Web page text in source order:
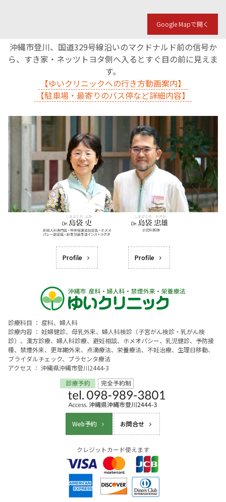
Google Mapで開く
沖縄市登川、国道329号線沿いのマクドナルド前の信号か
ら、すき家・ネッツトヨタ側へ入るとすぐ目の前に見えま
す。
【ゆいクリニックへの行き方動画案内】
【駐車場・最寄りのバス停など詳細内容】
Profile Profile
診療科目 ： 産科、婦人科
診療内容 ： 妊婦健診、母乳外来、婦人科検診（子宮がん検診・乳がん検
診）、漢方診療、婦人科診療、避妊相談、ホメオパシー、乳児健診、予防接
種、禁煙外来、更年期外来、点滴療法、栄養療法、不妊治療、生理日移動、
ブライダルチェック、プラセンタ療法
アクセス ： 沖縄県沖縄市登川2444-3
Web予約 お問合せ
クレジットカード使えます